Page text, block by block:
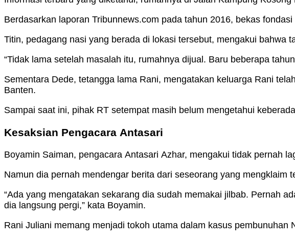
Berdasarkan laporan Tribunnews.com pada tahun 2016, bekas
Titin, pedagang nasi yang berada di lokasi tersebut, mengakui bahwa
“Tidak lama setelah masalah itu, rumahnya dijual. Baru beberapa
Sementara Dede, tetangga lama Rani, mengatakan keluarga Rani
Banten.
Sampai saat ini, pihak RT setempat masih belum mengetahui
Kesaksian Pengacara Antasari
Boyamin Saiman, pengacara Antasari Azhar, mengakui tidak pernah
Namun dia pernah mendengar berita dari seseorang yang mengklaim
“Ada yang mengatakan sekarang dia sudah memakai jilbab. Pernah
dia langsung pergi,” kata Boyamin.
Rani Juliani memang menjadi tokoh utama dalam kasus